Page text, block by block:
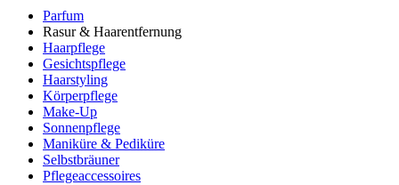
Parfum
Rasur & Haarentfernung
Haarpflege
Gesichtspflege
Haarstyling
Körperpflege
Make-Up
Sonnenpflege
Maniküre & Pediküre
Selbstbräuner
Pflegeaccessoires